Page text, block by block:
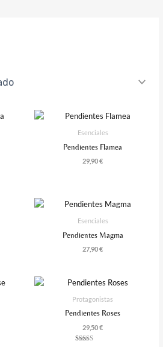
Esenciales
Pendientes Flamea
29,90€
Esenciales
Pendientes Magma
27,90€
Protagonistas
Pendientes Roses
29,50€